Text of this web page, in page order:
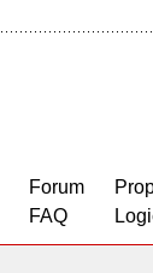
Forum
FAQ